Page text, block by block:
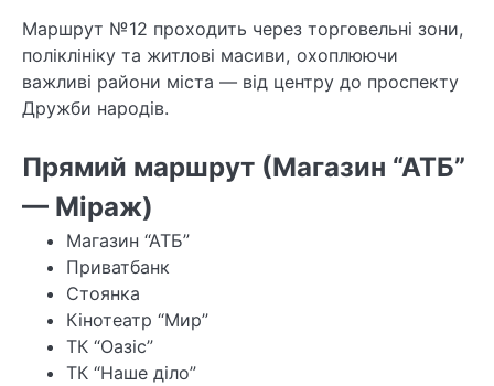
Маршрут №12 проходить через торговельні зони,
поліклініку та житлові масиви, охоплюючи
важливі райони міста — від центру до проспекту
Дружби народів.
Прямий маршрут (Магазин “АТБ”
— Міраж)
Магазин “АТБ”
Приватбанк
Стоянка
Кінотеатр “Мир”
ТК “Оазіс”
ТК “Наше діло”